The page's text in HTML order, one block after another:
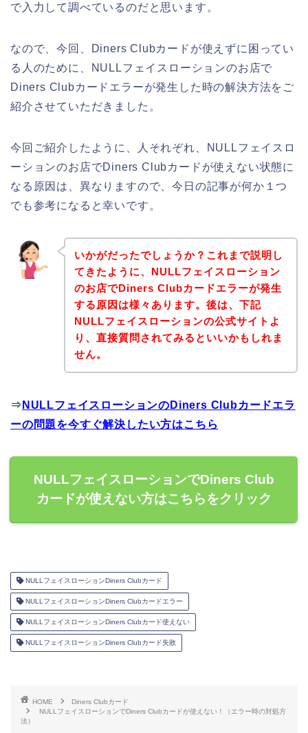
で入力して調べているのだと思います。
なので、今回、Diners Clubカードが使えずに困ってい
る人のために、NULLフェイスローションのお店で
Diners Clubカードエラーが発生した時の解決方法をご
紹介させていただきました。
今回ご紹介したように、人それぞれ、NULLフェイスロ
ーションのお店でDiners Clubカードが使えない状態に
なる原因は、異なりますので、今日の記事が何か１つ
でも参考になると幸いです。
いかがだったでしょうか？これまで説明し
てきたように、NULLフェイスローション
のお店でDiners Clubカードエラーが発生
する原因は様々あります。後は、下記
NULLフェイスローションの公式サイトよ
り、直接質問されてみるといいかもしれま
せん。
⇒ NULLフェイスローションのDiners Clubカードエラ
ーの問題を今すぐ解決したい方はこちら
NULLフェイスローションでDiners Club
カードが使えない方はこちらをクリック
NULLフェイスローションDiners Clubカード
NULLフェイスローションDiners Clubカードエラー
NULLフェイスローションDiners Clubカード使えない
NULLフェイスローションDiners Clubカード失敗
HOME
Diners Clubカード
NULLフェイスローションでDiners Clubカードが使えない！（エラー時の対処方
法）